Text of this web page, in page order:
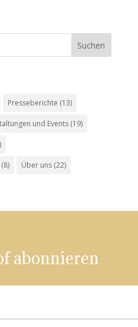
Presseberichte (13)
und Events(19)
Über uns(22)
abonnieren